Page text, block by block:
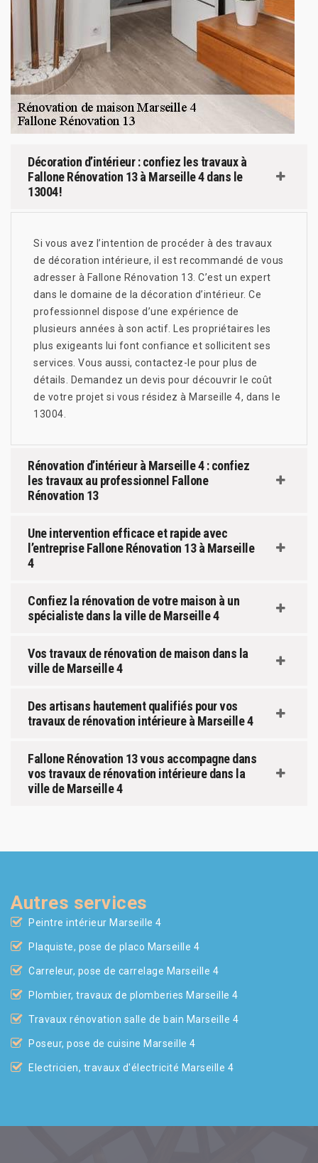
Décoration d’intérieur : confiez les travaux à
Fallone Rénovation 13 à Marseille 4 dans le
13004 !
Si vous avez l’intention de procéder à des travaux
de décoration intérieure, il est recommandé de vous
adresser à Fallone Rénovation 13. C’est un expert
dans le domaine de la décoration d’intérieur. Ce
professionnel dispose d’une expérience de
plusieurs années à son actif. Les propriétaires les
plus exigeants lui font confiance et sollicitent ses
services. Vous aussi, contactez-le pour plus de
détails. Demandez un devis pour découvrir le coût
de votre projet si vous résidez à Marseille 4, dans le
13004.
Rénovation d’intérieur à Marseille 4 : confiez
les travaux au professionnel Fallone
Rénovation 13
Une intervention efficace et rapide avec
l’entreprise Fallone Rénovation 13 à Marseille
4
Confiez la rénovation de votre maison à un
spécialiste dans la ville de Marseille 4
Vos travaux de rénovation de maison dans la
ville de Marseille 4
Des artisans hautement qualifiés pour vos
travaux de rénovation intérieure à Marseille 4
Fallone Rénovation 13 vous accompagne dans
vos travaux de rénovation intérieure dans la
ville de Marseille 4
Autres services
Peintre intérieur Marseille 4
Plaquiste, pose de placo Marseille 4
Carreleur, pose de carrelage Marseille 4
Plombier, travaux de plomberies Marseille 4
Travaux rénovation salle de bain Marseille 4
Poseur, pose de cuisine Marseille 4
Electricien, travaux d'électricité Marseille 4